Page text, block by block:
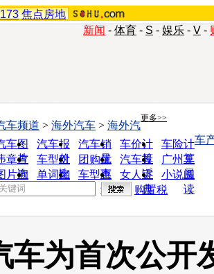
焦点房地
新闻 - 体育 - S - 娱乐 - V -
更多>>
车图
片
汽车报
价
汽车销
量
车价计
算
车险计
算
章查
询
车型对
比
团购优
惠
汽车投
诉
广州车
展
片欣
赏
单词翻
车型查
询
女人宝
典
小说阅
读
车频道 > 海外汽车 > 海外汽
车
购置税
车为首次公开